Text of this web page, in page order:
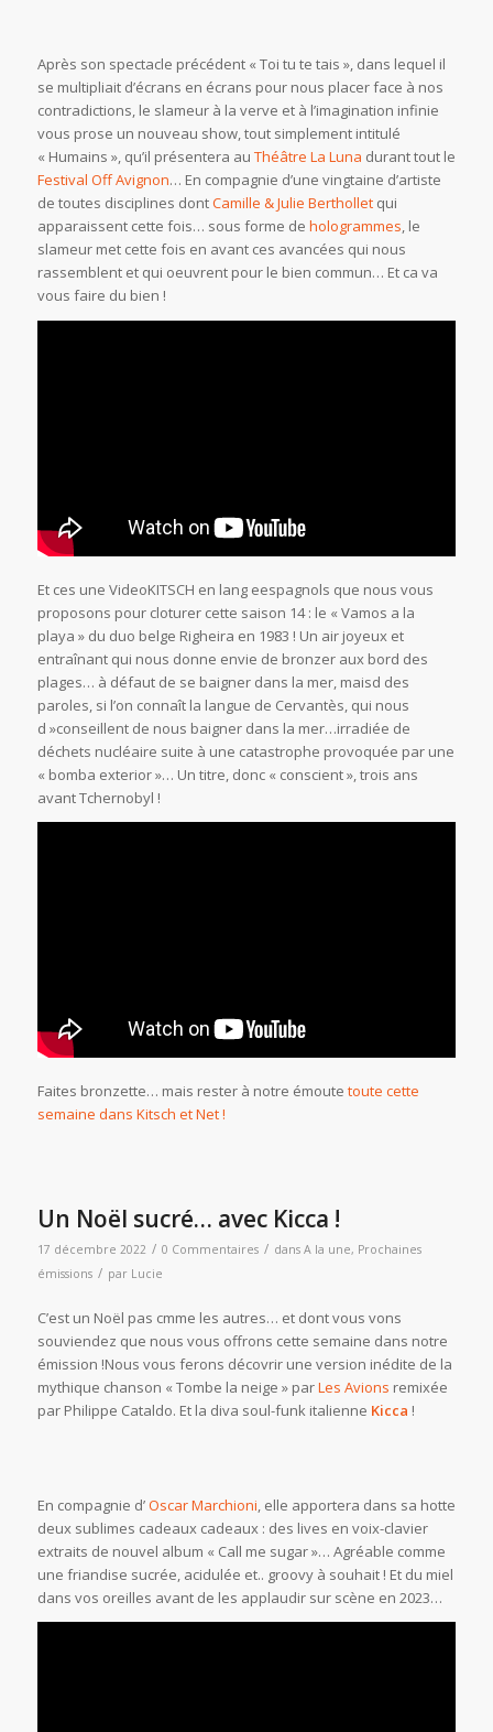
Après son spectacle précédent « Toi tu te tais », dans lequel il
se multipliait d’écrans en écrans pour nous placer face à nos
contradictions, le slameur à la verve et à l’imagination infinie
vous prose un nouveau show, tout simplement intitulé
« Humains », qu’il présentera au Théâtre La Luna durant tout le
Festival Off Avignon… En compagnie d’une vingtaine d’artiste
de toutes disciplines dontCamille & Julie Bertholletqui
apparaissent cette fois… sous forme de hologrammes, le
slameur met cette fois en avant ces avancées qui nous
rassemblent et qui oeuvrent pour le bien commun… Et ca va
vous faire du bien !
Et ces une VideoKITSCH en lang eespagnols que nous vous
proposons pour cloturer cette saison 14 : le « Vamos a la
playa » du duo belge Righeira en 1983 ! Un air joyeux et
entraînant qui nous donne envie de bronzer aux bord des
plages… à défaut de se baigner dans la mer, maisd des
paroles, si l’on connaît la langue de Cervantès, qui nous
d »conseillent de nous baigner dans la mer…irradiée de
déchets nucléaire suite à une catastrophe provoquée par une
« bomba exterior »… Un titre, donc « conscient », trois ans
avant Tchernobyl !
Faites bronzette… mais rester à notre émoute toute cette
semaine dans Kitsch et Net !
Un Noël sucré… avec Kicca !
17 décembre 2022 / 0 Commentaires / dans A la une, Prochaines
émissions / par Lucie
C’est un Noël pas cmme les autres… et dont vous vons
souviendez que nous vous offrons cette semaine dans notre
émission !Nous vous ferons décovrir une version inédite de la
mythique chanson « Tombe la neige » parLes Avions remixée
par Philippe Cataldo. Et la diva soul-funk italienne Kicca !
En compagnie d’Oscar Marchioni, elle apportera dans sa hotte
deux sublimes cadeaux cadeaux : des lives en voix-clavier
extraits de nouvel album « Call me sugar »… Agréable comme
une friandise sucrée, acidulée et.. groovy à souhait ! Et du miel
dans vos oreilles avant de les applaudir sur scène en 2023…